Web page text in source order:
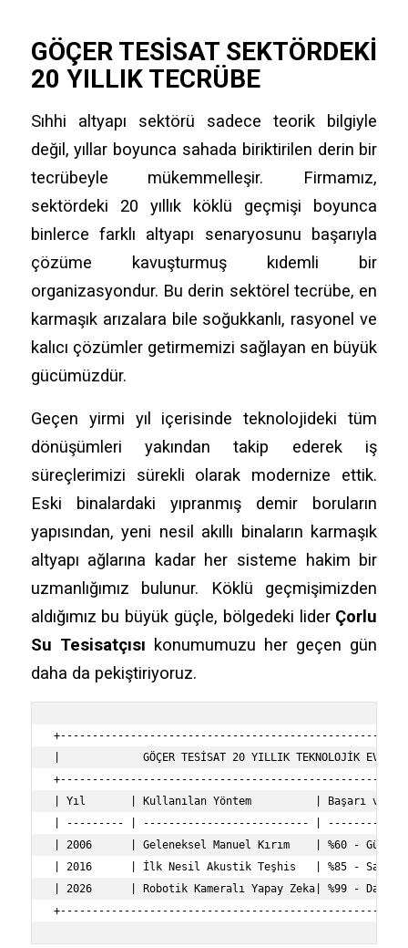
GÖÇER TESISAT SEKTÖRDEKI
20 YILLIK TECRÜBE
Sıhhi altyapı sektörü sadece teorik bilgiyle
değil, yıllar boyunca sahada biriktirilen derin bir
tecrübeyle mükemmelleşir. Firmamız,
sektördeki 20 yıllık köklü geçmişi boyunca
binlerce farklı altyapı senaryosunu başarıyla
çözüme kavuşturmuş kıdemli bir
organizasyondur. Bu derin sektörel tecrübe, en
karmaşık arızalara bile soğukkanlı, rasyonel ve
kalıcı çözümler getirmemizi sağlayan en büyük
gücümüzdür.
Geçen yirmi yıl içerisinde teknolojideki tüm
dönüşümleri yakından takip ederek iş
süreçlerimizi sürekli olarak modernize ettik.
Eski binalardaki yıpranmış demir boruların
yapısından, yeni nesil akıllı binaların karmaşık
altyapı ağlarına kadar her sisteme hakim bir
uzmanlığımız bulunur. Köklü geçmişimizden
aldığımız bu büyük güçle, bölgedeki lider Çorlu
Su Tesisatçısı konumumuzu her geçen gün
daha da pekiştiriyoruz.
|             GÖÇER TESİSAT 20 YILLIK TEKNOLOJİK
| Yıl       | Kullanılan Yöntem          | Başarı ve
| --------- | -------------------------- |
| 2006      | Geleneksel Manuel Kırım    | %60 -
| 2016      | İlk Nesil Akustik Teşhis   | %85 -
| 2026      | Robotik Kameralı Yapay Zeka| %99 -